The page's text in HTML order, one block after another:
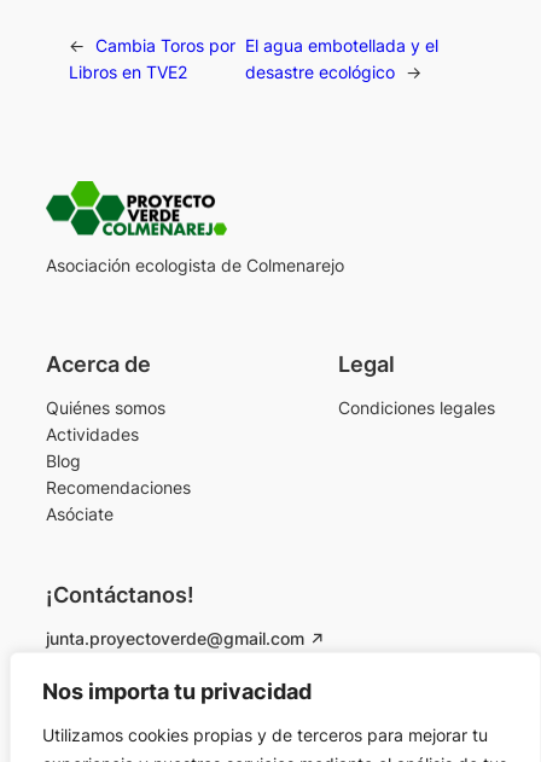
Nos importa tu privacidad
Utilizamos cookies propias y de terceros para mejorar tu
←
Cambia Toros por
Libros en TVE2
El agua embotellada y el
desastre ecológico
→
Asociación ecologista de Colmenarejo
Acerca de
Quiénes somos
Actividades
Blog
Recomendaciones
Asóciate
Legal
Condiciones legales
¡Contáctanos!
junta.proyectoverde@gmail.com
© 2026 Proyecto Verde Colmenarejo. Todos los